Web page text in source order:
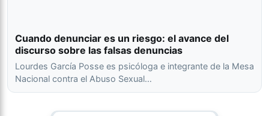
Cuando denunciar es un riesgo: el avance del
discurso sobre las falsas denuncias
Lourdes García Posse es psicóloga e integrante de la Mesa
Nacional contra el Abuso Sexual…